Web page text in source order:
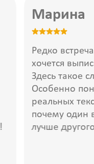
Марина
Редко
хочется
Здесь такое
Особенно
реальных
почему один
лучше